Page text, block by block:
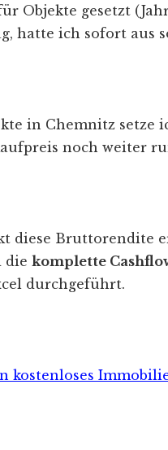
Objekte gesetzt
hatte ich sofort aus
in Chemnitz setze
noch weiter
diese Bruttorendite
die komplette
durchgeführt.
kostenloses